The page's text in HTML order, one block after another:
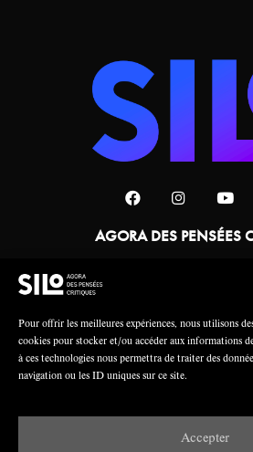
Pour offrir les meilleures expériences, nous utilisons
cookies pour stocker et/ou accéder aux informations
à ces technologies nous permettra de traiter des
navigation ou les ID uniques sur ce site.
Accepter
AGORA DES PENSÉES